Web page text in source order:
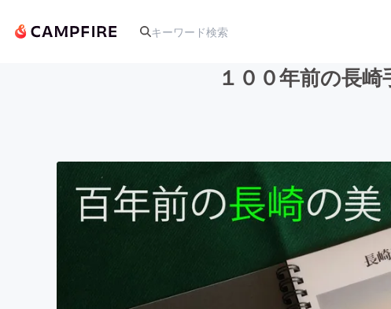
アート・写真 音楽
ゲ
書籍
１００年前の長